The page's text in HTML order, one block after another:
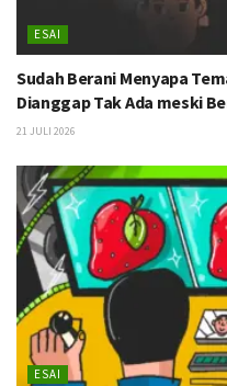
ESAI
Sudah Berani Menyapa
Dianggap Tak Ada meski
21 JULI 2026
ESAI